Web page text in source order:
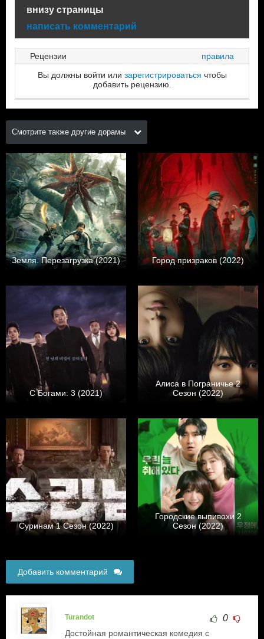
внизу страницы
написать комментарий
Рецензии
правила
Вы должны войти или зарегистрироваться чтобы
добавить рецензию.
Смотрите также другие дорамы
Земля. Перезагрузка (2021) Город призраков (2022)
С Богами: 3 (2021)
Алиса в Пограничье 2
Сезон (2022)
Суринам 1 Сезон (2022)
Городские выпивохи 2
Сезон (2022)
Добавить комментарий
Turandot 0
Достойная романтическая комедия с